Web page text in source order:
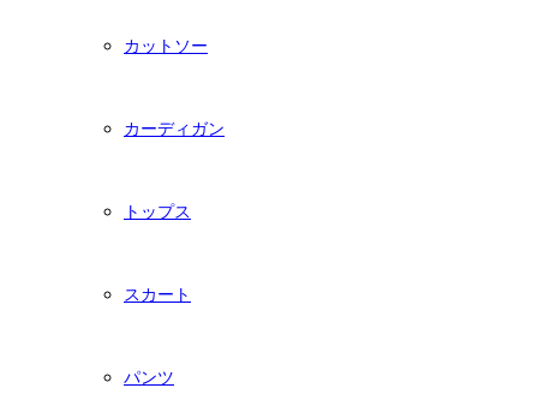
カットソー
カーディガン
トップス
スカート
パンツ